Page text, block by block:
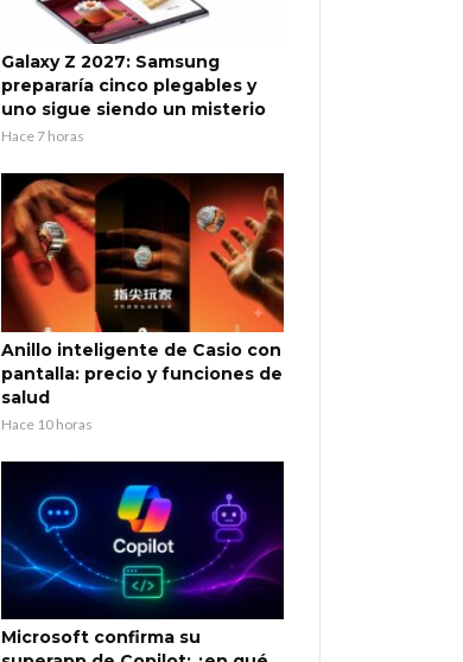
Galaxy Z 2027: Samsung
prepararía cinco plegables y
uno sigue siendo un misterio
Hace 7 horas
Anillo inteligente de Casio con
pantalla: precio y funciones de
salud
Hace 10 horas
Microsoft confirma su